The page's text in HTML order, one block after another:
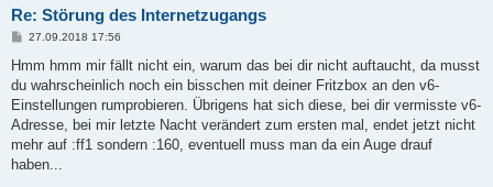
Re: Störung des Internetzugangs
B
i
r
a
27.09.2018 17:56
Hmm hmm mir fällt nicht ein, warum das bei dir nicht auftaucht, da musst
du wahrscheinlich noch ein bisschen mit deiner Fritzbox an den v6-
Einstellungen rumprobieren. Übrigens hat sich diese, bei dir vermisste v6-
Adresse, bei mir letzte Nacht verändert zum ersten mal, endet jetzt nicht
mehr auf :ff1 sondern :160, eventuell muss man da ein Auge drauf
haben...